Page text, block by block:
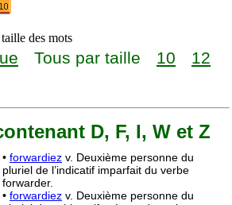
des mots
Tous par taille 10
12
D, F, I, W et Z
• forwardiez v. Deuxième personne du
pluriel de l’indicatif imparfait du verbe
forwarder.
• forwardiez v. Deuxième personne du